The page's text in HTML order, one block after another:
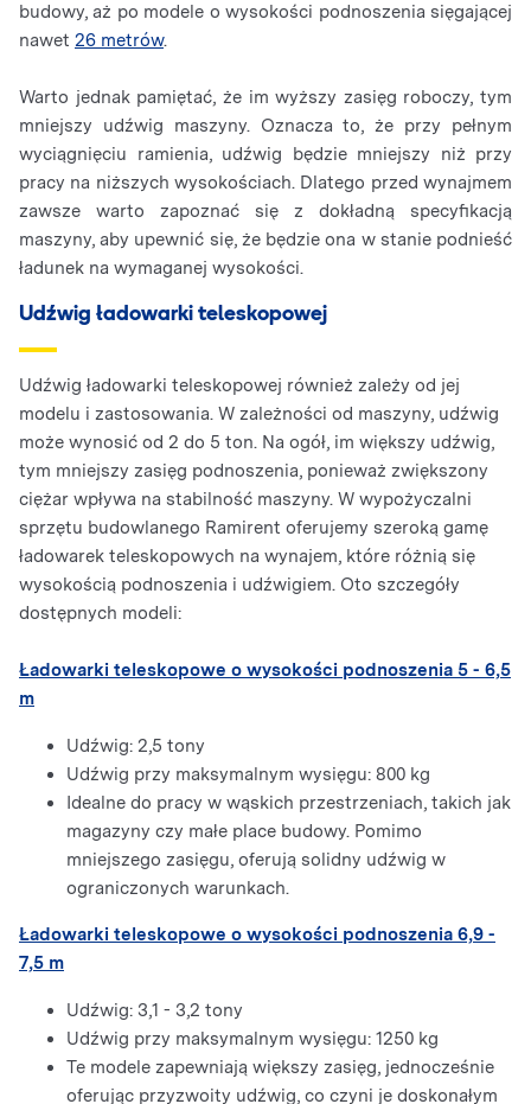
budowy, aż po modele o wysokości podnoszenia sięgającej
nawet 26 metrów.
Warto jednak pamiętać, że im wyższy zasięg roboczy, tym
mniejszy udźwig maszyny. Oznacza to, że przy pełnym
wyciągnięciu ramienia, udźwig będzie mniejszy niż przy
pracy na niższych wysokościach. Dlatego przed wynajmem
zawsze warto zapoznać się z dokładną specyfikacją
maszyny, aby upewnić się, że będzie ona w stanie podnieść
ładunek na wymaganej wysokości.
Udźwig ładowarki teleskopowej
Udźwig ładowarki teleskopowej również zależy od jej
modelu i zastosowania. W zależności od maszyny, udźwig
może wynosić od 2 do 5 ton. Na ogół, im większy udźwig,
tym mniejszy zasięg podnoszenia, ponieważ zwiększony
ciężar wpływa na stabilność maszyny. W wypożyczalni
sprzętu budowlanego Ramirent oferujemy szeroką gamę
ładowarek teleskopowych na wynajem, które różnią się
wysokością podnoszenia i udźwigiem. Oto szczegóły
dostępnych modeli:
Ładowarki teleskopowe o wysokości podnoszenia 5 - 6,5
m
Udźwig: 2,5 tony
Udźwig przy maksymalnym wysięgu: 800 kg
Idealne do pracy w wąskich przestrzeniach, takich jak
magazyny czy małe place budowy. Pomimo
mniejszego zasięgu, oferują solidny udźwig w
ograniczonych warunkach.
Ładowarki teleskopowe o wysokości podnoszenia 6,9 -
7,5 m
Udźwig: 3,1 - 3,2 tony
Udźwig przy maksymalnym wysięgu: 1250 kg
Te modele zapewniają większy zasięg, jednocześnie
oferując przyzwoity udźwig, co czyni je doskonałym